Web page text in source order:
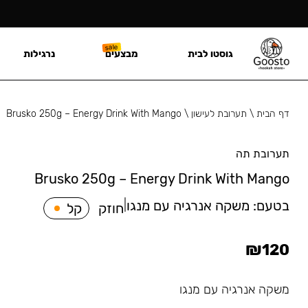
דף הבית\ תערובת לעישון \
Brusko 250g – Energy Drink With Mango
תערובת תה
Brusko 250g – Energy Drink With Mango
בטעם: משקה אנרגיה עם מנגו חוזק קל
₪120
משקה אנרגיה עם מנגו
גוסטו לבית מבצעים נרגילות